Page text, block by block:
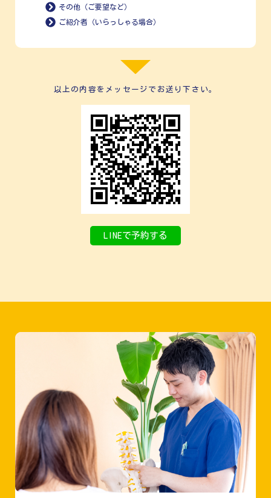
その他（ご要望など）
ご紹介者（いらっしゃる場合）
以上の内容をメッセージでお送り下さい。
LINEで予約する